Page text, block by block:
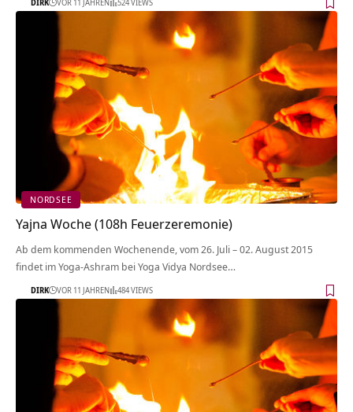
DIRK VOR 11 JAHREN 524 VIEWS
NORDSEE
Yajna Woche (108h Feuerzeremonie)
Ab dem kommenden Wochenende, vom 26. Juli – 02. August 2015
findet im Yoga-Ashram bei Yoga Vidya Nordsee…
DIRK VOR 11 JAHREN 484 VIEWS